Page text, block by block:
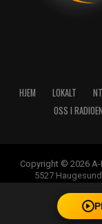
HJEM LOKALT
OSS I RADIOEN
Copyright © 2026
5527